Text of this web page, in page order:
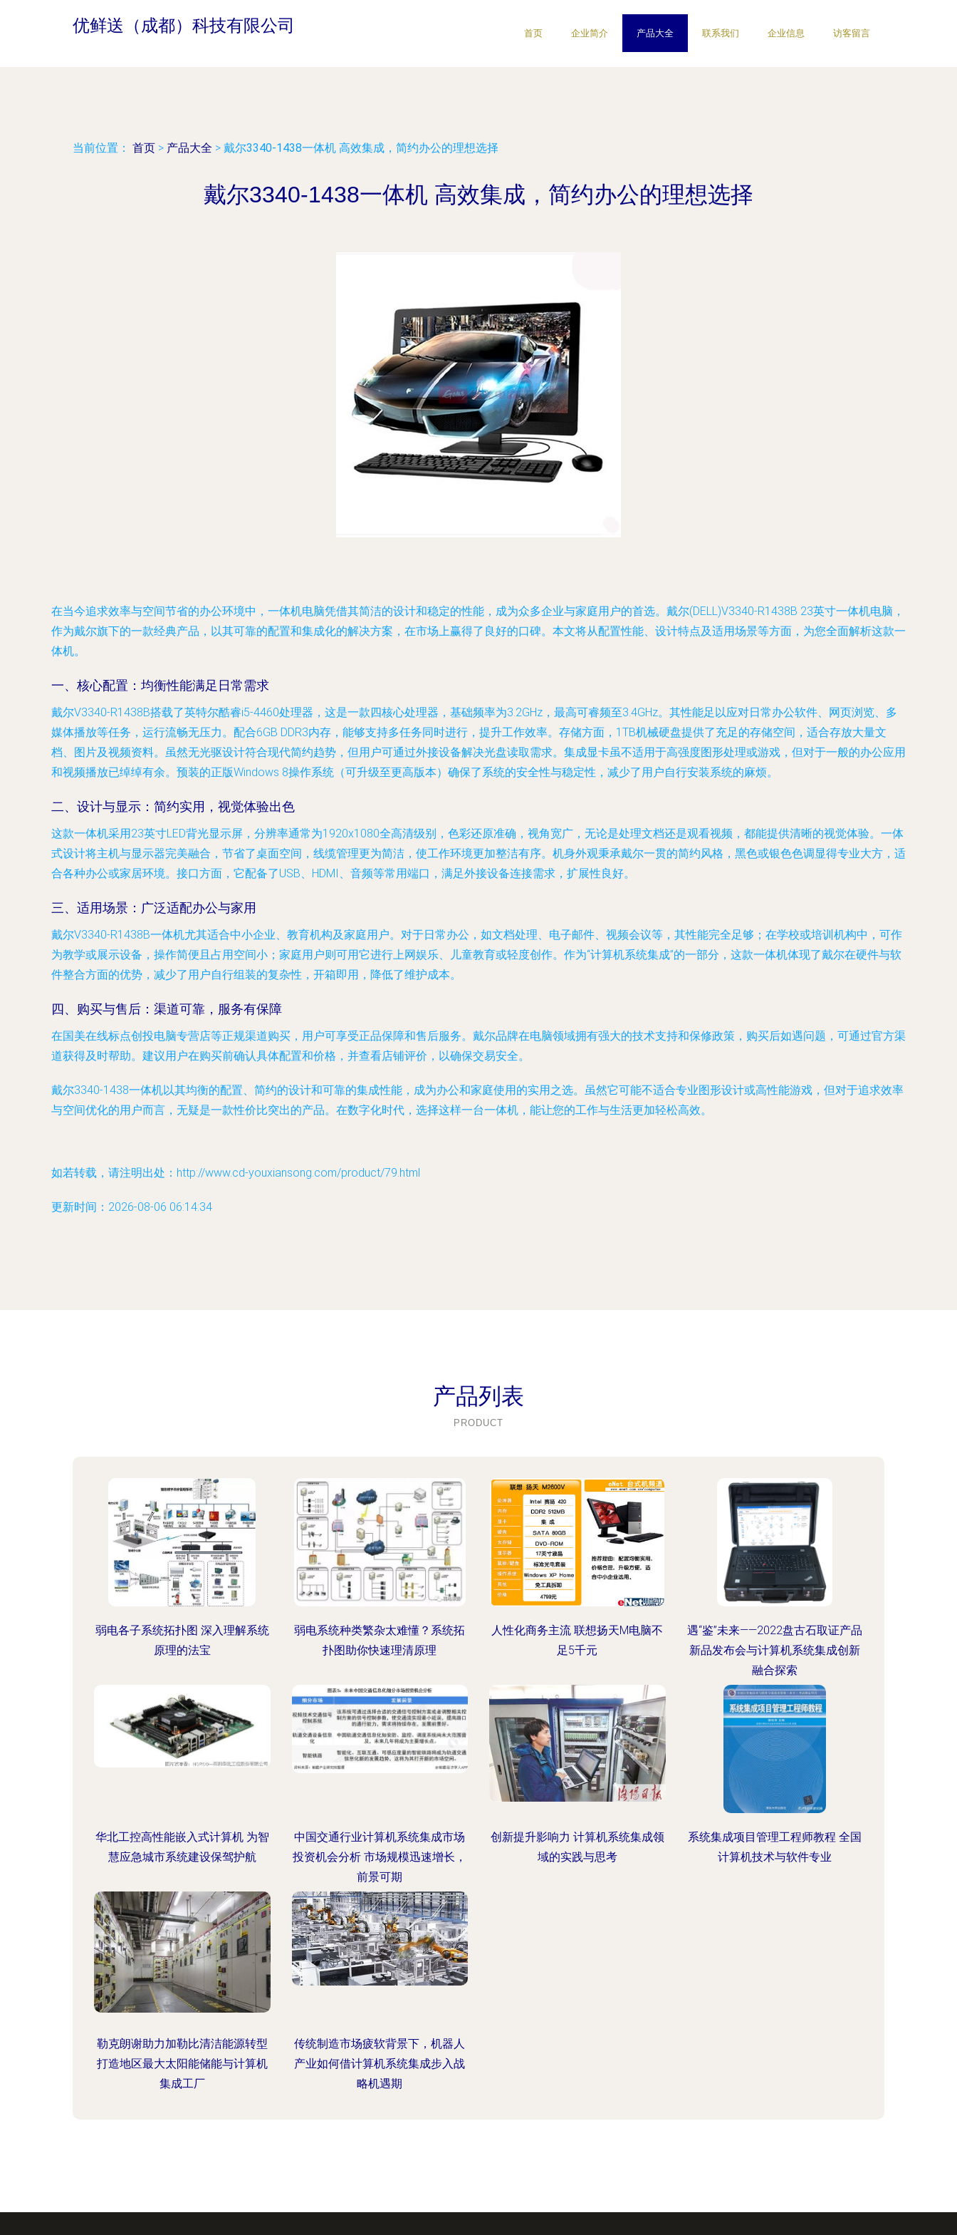
优鲜送（成都）科技有限公司 首页 企业简介 产品大全 联系我们 企业信息 访客留言
当前位置： 首页 > 产品大全 > 戴尔3340-1438一体机 高效集成，简约办公的理想选择
戴尔3340-1438一体机 高效集成，简约办公的理想选择
在当今追求效率与空间节省的办公环境中，一体机电脑凭借其简洁的设计和稳定的性能，成为众多企业与家庭用户的首选。戴尔(DELL)V3340-R1438B 23英寸一体机电脑，
作为戴尔旗下的一款经典产品，以其可靠的配置和集成化的解决方案，在市场上赢得了良好的口碑。本文将从配置性能、设计特点及适用场景等方面，为您全面解析这款一
体机。
一、核心配置：均衡性能满足日常需求
戴尔V3340-R1438B搭载了英特尔酷睿i5-4460处理器，这是一款四核心处理器，基础频率为3.2GHz，最高可睿频至3.4GHz。其性能足以应对日常办公软件、网页浏览、多
媒体播放等任务，运行流畅无压力。配合6GB DDR3内存，能够支持多任务同时进行，提升工作效率。存储方面，1TB机械硬盘提供了充足的存储空间，适合存放大量文
档、图片及视频资料。虽然无光驱设计符合现代简约趋势，但用户可通过外接设备解决光盘读取需求。集成显卡虽不适用于高强度图形处理或游戏，但对于一般的办公应用
和视频播放已绰绰有余。预装的正版Windows 8操作系统（可升级至更高版本）确保了系统的安全性与稳定性，减少了用户自行安装系统的麻烦。
二、设计与显示：简约实用，视觉体验出色
这款一体机采用23英寸LED背光显示屏，分辨率通常为1920x1080全高清级别，色彩还原准确，视角宽广，无论是处理文档还是观看视频，都能提供清晰的视觉体验。一体
式设计将主机与显示器完美融合，节省了桌面空间，线缆管理更为简洁，使工作环境更加整洁有序。机身外观秉承戴尔一贯的简约风格，黑色或银色色调显得专业大方，适
合各种办公或家居环境。接口方面，它配备了USB、HDMI、音频等常用端口，满足外接设备连接需求，扩展性良好。
三、适用场景：广泛适配办公与家用
戴尔V3340-R1438B一体机尤其适合中小企业、教育机构及家庭用户。对于日常办公，如文档处理、电子邮件、视频会议等，其性能完全足够；在学校或培训机构中，可作
为教学或展示设备，操作简便且占用空间小；家庭用户则可用它进行上网娱乐、儿童教育或轻度创作。作为“计算机系统集成”的一部分，这款一体机体现了戴尔在硬件与软
件整合方面的优势，减少了用户自行组装的复杂性，开箱即用，降低了维护成本。
四、购买与售后：渠道可靠，服务有保障
在国美在线标点创投电脑专营店等正规渠道购买，用户可享受正品保障和售后服务。戴尔品牌在电脑领域拥有强大的技术支持和保修政策，购买后如遇问题，可通过官方渠
道获得及时帮助。建议用户在购买前确认具体配置和价格，并查看店铺评价，以确保交易安全。
戴尔3340-1438一体机以其均衡的配置、简约的设计和可靠的集成性能，成为办公和家庭使用的实用之选。虽然它可能不适合专业图形设计或高性能游戏，但对于追求效率
与空间优化的用户而言，无疑是一款性价比突出的产品。在数字化时代，选择这样一台一体机，能让您的工作与生活更加轻松高效。
如若转载，请注明出处：http://www.cd-youxiansong.com/product/79.html
更新时间：2026-08-06 06:14:34
产品列表
PRODUCT
弱电各子系统拓扑图 深入理解系统
原理的法宝
弱电系统种类繁杂太难懂？系统拓
扑图助你快速理清原理
人性化商务主流 联想扬天M电脑不
足5千元
遇“鉴”未来——2022盘古石取证产品
新品发布会与计算机系统集成创新
融合探索
华北工控高性能嵌入式计算机 为智
慧应急城市系统建设保驾护航
中国交通行业计算机系统集成市场
投资机会分析 市场规模迅速增长，
前景可期
创新提升影响力 计算机系统集成领
域的实践与思考
系统集成项目管理工程师教程 全国
计算机技术与软件专业
勒克朗谢助力加勒比清洁能源转型
打造地区最大太阳能储能与计算机
集成工厂
传统制造市场疲软背景下，机器人
产业如何借计算机系统集成步入战
略机遇期